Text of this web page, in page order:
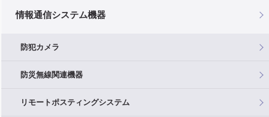
情報通信システム機器
防犯カメラ
防災無線関連機器
リモートポスティングシステム